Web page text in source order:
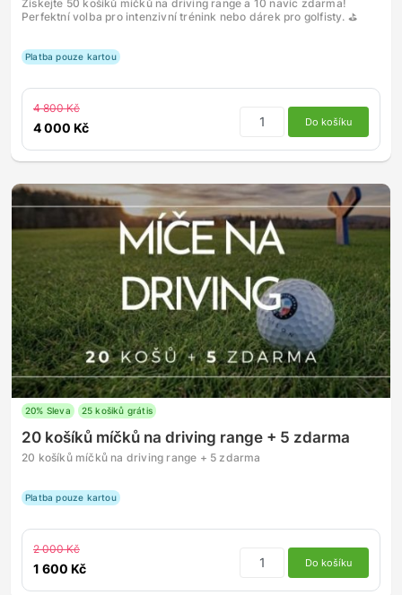
Získejte 50 košíků míčků na driving range a 10 navíc zdarma!
Perfektní volba pro intenzivní trénink nebo dárek pro golfisty. ⛳
Platba pouze kartou
4 800 Kč
4 000 Kč Do košíku
20% Sleva 25 košiků grátis
20 košíků míčků na driving range + 5 zdarma
20 košíků míčků na driving range + 5 zdarma
Platba pouze kartou
2 000 Kč
1 600 Kč Do košíku